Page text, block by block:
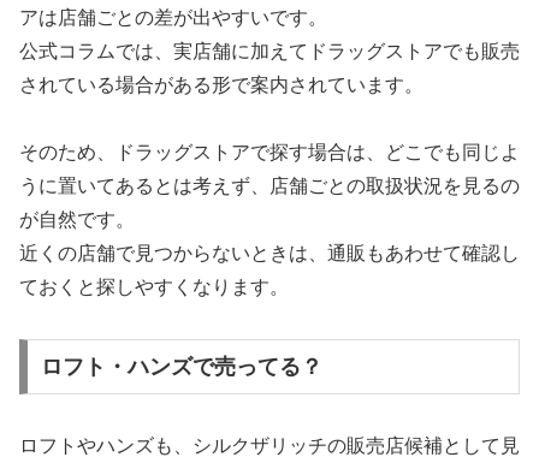
アは店舗ごとの差が出やすいです。
公式コラムでは、実店舗に加えてドラッグストアでも販売
されている場合がある形で案内されています。
そのため、ドラッグストアで探す場合は、どこでも同じよ
うに置いてあるとは考えず、店舗ごとの取扱状況を見るの
が自然です。
近くの店舗で見つからないときは、通販もあわせて確認し
ておくと探しやすくなります。
ロフト・ハンズで売ってる？
ロフトやハンズも、シルクザリッチの販売店候補として見